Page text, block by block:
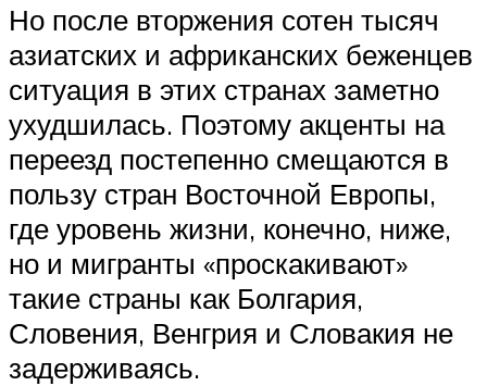
Но после вторжения сотен тысяч
азиатских и африканских беженцев
ситуация в этих странах заметно
ухудшилась. Поэтому акценты на
переезд постепенно смещаются в
пользу стран Восточной Европы,
где уровень жизни, конечно, ниже,
но и мигранты «проскакивают»
такие страны как Болгария,
Словения, Венгрия и Словакия не
задерживаясь.